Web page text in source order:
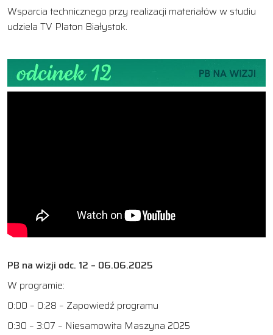
Wsparcia technicznego przy realizacji materiałów w studiu
udziela TV Platon Białystok.
PB na wizji odc. 12 – 06.06.2025
W programie:
0:00 – 0:28 – Zapowiedź programu
0:30 – 3:07 – Niesamowita Maszyna 2025